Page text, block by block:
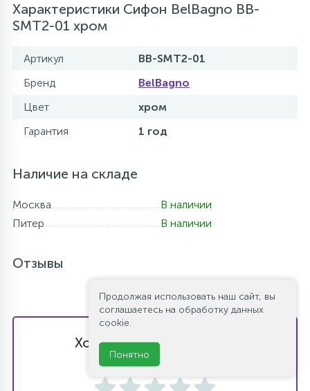
Характеристики Сифон BelBagno BB-
SMT2-01 хром
Артикул
BB-SMT2-01
Бренд
BelBagno
Цвет
хром
Гарантия
1 год
Наличие на складе
Москва
В наличии
Питер
В наличии
Отзывы
Хотите оставить отзыв?
Поставьте свою оценку!
Продолжая использовать наш сайт, вы
соглашаетесь на обработку данных
cookie.
Понятно